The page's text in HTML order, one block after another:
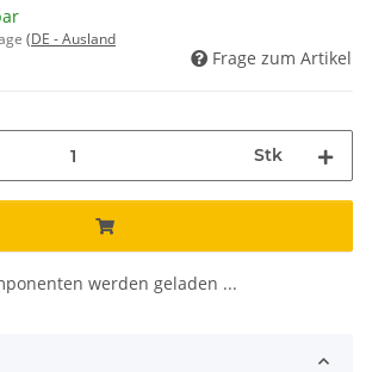
(DE - Ausland
Frage zum Artikel
Stk
werden geladen ...